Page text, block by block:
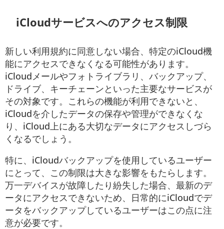
iCloudサービスへのアクセス制限
新しい利用規約に同意しない場合、特定のiCloud機
能にアクセスできなくなる可能性があります。
iCloudメールやフォトライブラリ、バックアップ、
ドライブ、キーチェーンといった主要なサービスが
その対象です。これらの機能が利用できないと、
iCloudを介したデータの保存や管理ができなくな
り、iCloud上にある大切なデータにアクセスしづら
くなるでしょう。
特に、iCloudバックアップを使用しているユーザー
にとって、この制限は大きな影響をもたらします。
万一デバイスが故障したり紛失した場合、最新のデ
ータにアクセスできないため、日常的にiCloudでデ
ータをバックアップしているユーザーはこの点に注
意が必要です。